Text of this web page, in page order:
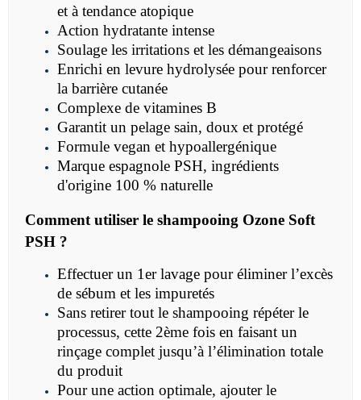
et à tendance atopique
Action hydratante intense
Soulage les irritations et les démangeaisons
Enrichi en levure hydrolysée pour renforcer
la barrière cutanée
Complexe de vitamines B
Garantit un pelage sain, doux et protégé
Formule vegan et hypoallergénique
Marque espagnole PSH, ingrédients
d'origine 100 % naturelle
Comment utiliser le shampooing Ozone Soft
PSH ?
Effectuer un 1er lavage pour éliminer l’excès
de sébum et les impuretés
Sans retirer tout le shampooing répéter le
processus, cette 2ème fois en faisant un
rinçage complet jusqu’à l’élimination totale
du produit
Pour une action optimale, ajouter le